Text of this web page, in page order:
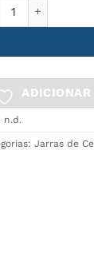
ADICIONAR
n.d.
Jarras de